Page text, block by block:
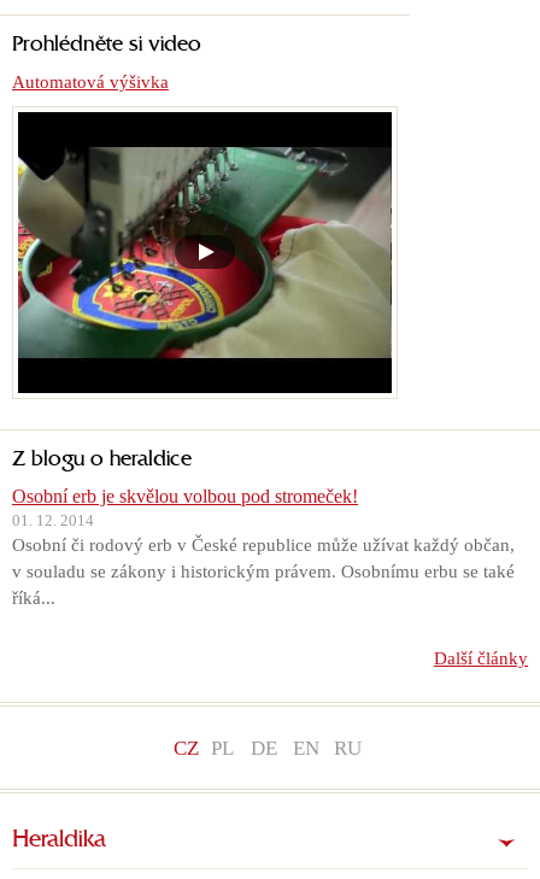
Prohlédněte si video
Automatová výšivka
Z blogu o heraldice
Osobní erb je skvělou volbou pod stromeček!
01. 12. 2014
Osobní či rodový erb v České republice může užívat každý občan,
v souladu se zákony i historickým právem. Osobnímu erbu se také
říká...
Další články
CZ PL DE EN RU
Heraldika